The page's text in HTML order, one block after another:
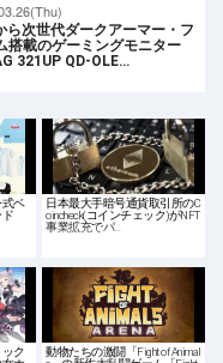
ら次世代ダークアーマー・フ
搭載のゲーミングモニター
321UP QD-OLE…
式ベ
ド
日本最大手暗号通貨取引所のC
oincheck(コインチェック)がNFT
事業拡充でパ…
ク
動物たちの激闘「Fight of Animal